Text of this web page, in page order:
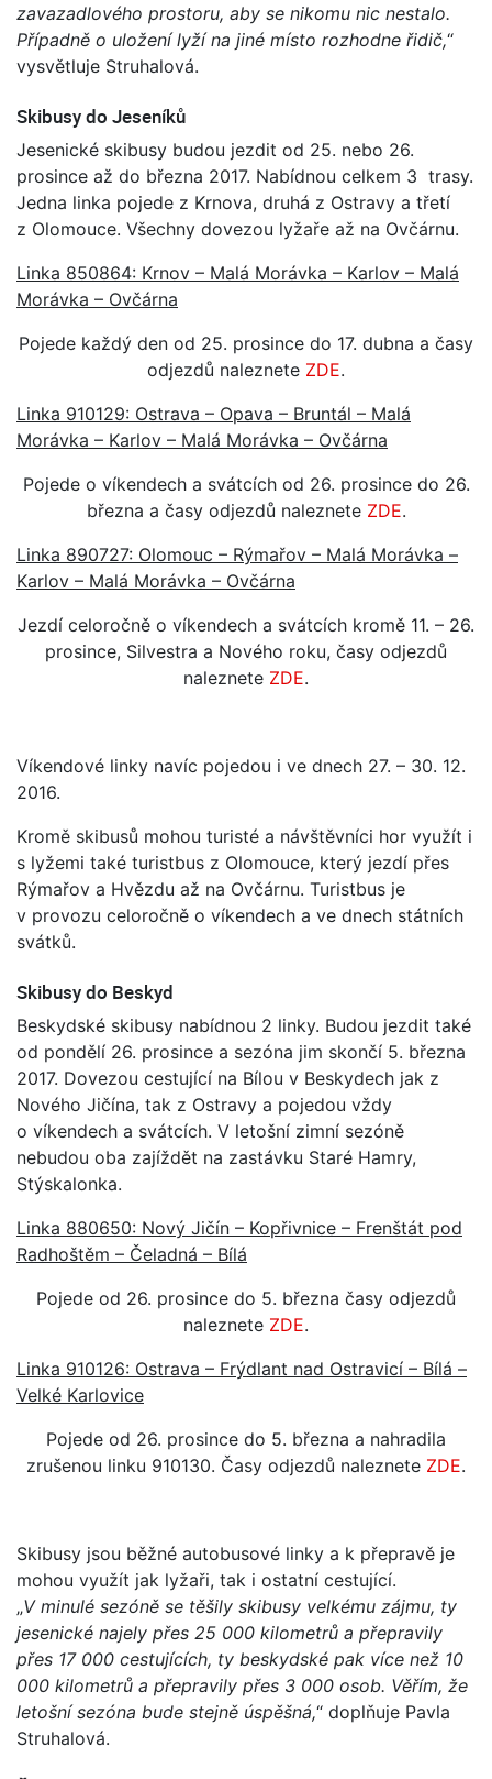
zavazadlového prostoru, aby se nikomu nic nestalo.
Případně o uložení lyží na jiné místo rozhodne řidič,“
vysvětluje Struhalová.
Skibusy do Jeseníků
Jesenické skibusy budou jezdit od 25. nebo 26.
prosince až do března 2017. Nabídnou celkem 3 trasy.
Jedna linka pojede z Krnova, druhá z Ostravy a třetí
z Olomouce. Všechny dovezou lyžaře až na Ovčárnu.
Linka 850864: Krnov – Malá Morávka – Karlov – Malá
Morávka – Ovčárna
Pojede každý den od 25. prosince do 17. dubna a časy
odjezdů naleznete ZDE.
Linka 910129: Ostrava – Opava – Bruntál – Malá
Morávka – Karlov – Malá Morávka – Ovčárna
Pojede o víkendech a svátcích od 26. prosince do 26.
března a časy odjezdů naleznete ZDE.
Linka 890727: Olomouc – Rýmařov – Malá Morávka –
Karlov – Malá Morávka – Ovčárna
Jezdí celoročně o víkendech a svátcích kromě 11. – 26.
prosince, Silvestra a Nového roku, časy odjezdů
naleznete ZDE.
Víkendové linky navíc pojedou i ve dnech 27. – 30. 12.
2016.
Kromě skibusů mohou turisté a návštěvníci hor využít i
s lyžemi také turistbus z Olomouce, který jezdí přes
Rýmařov a Hvězdu až na Ovčárnu. Turistbus je
v provozu celoročně o víkendech a ve dnech státních
svátků.
Skibusy do Beskyd
Beskydské skibusy nabídnou 2 linky. Budou jezdit také
od pondělí 26. prosince a sezóna jim skončí 5. března
2017. Dovezou cestující na Bílou v Beskydech jak z
Nového Jičína, tak z Ostravy a pojedou vždy
o víkendech a svátcích. V letošní zimní sezóně
nebudou oba zajíždět na zastávku Staré Hamry,
Stýskalonka.
Linka 880650: Nový Jičín – Kopřivnice – Frenštát pod
Radhoštěm – Čeladná – Bílá
Pojede od 26. prosince do 5. března časy odjezdů
naleznete ZDE.
Linka 910126: Ostrava – Frýdlant nad Ostravicí – Bílá –
Velké Karlovice
Pojede od 26. prosince do 5. března a nahradila
zrušenou linku 910130. Časy odjezdů naleznete ZDE.
Skibusy jsou běžné autobusové linky a k přepravě je
mohou využít jak lyžaři, tak i ostatní cestující.
„V minulé sezóně se těšily skibusy velkému zájmu, ty
jesenické najely přes 25 000 kilometrů a přepravily
přes 17 000 cestujících, ty beskydské pak více než 10
000 kilometrů a přepravily přes 3 000 osob. Věřím, že
letošní sezóna bude stejně úspěšná,“ doplňuje Pavla
Struhalová.